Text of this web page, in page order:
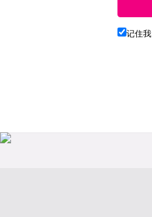
记住我